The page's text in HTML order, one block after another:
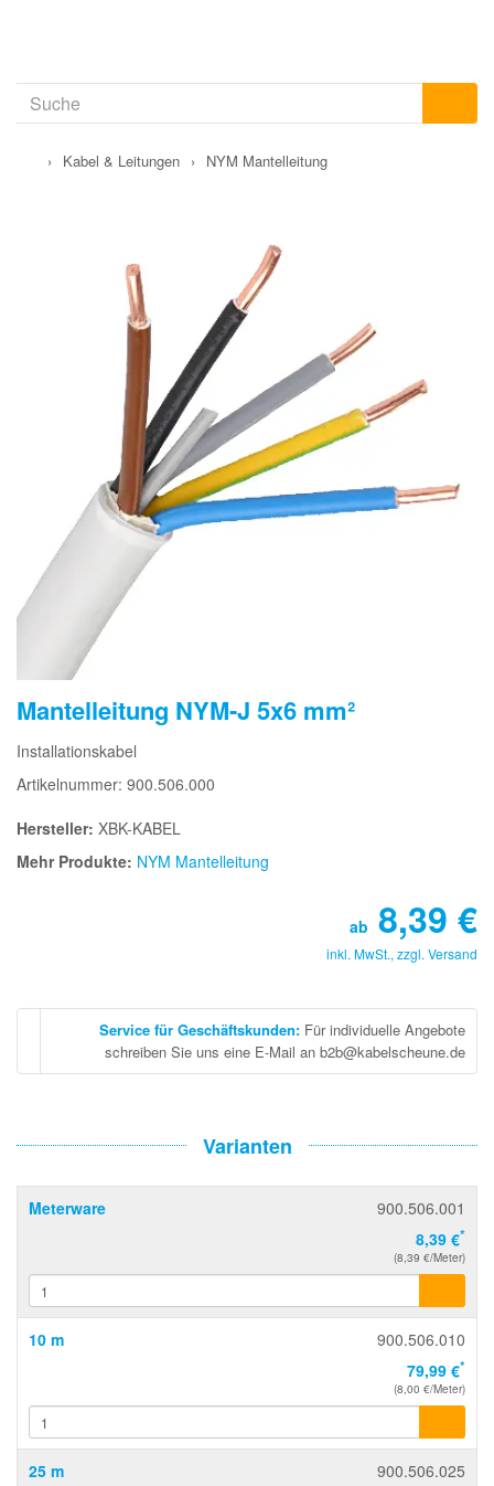
› Kabel & Leitungen › NYM Mantelleitung
Mantelleitung NYM-J 5x6 mm²
Installationskabel
Artikelnummer: 900.506.000
Hersteller: XBK-KABEL
Mehr Produkte: NYM Mantelleitung
ab 8,39 €
inkl. MwSt., zzgl. Versand
Service für Geschäftskunden: Für individuelle Angebote
schreiben Sie uns eine E-Mail an b2b@kabelscheune.de
Varianten
Meterware
900.506.001
8,39 €*
(8,39 €/Meter)
10 m
900.506.010
79,99 €*
(8,00 €/Meter)
25 m
900.506.025